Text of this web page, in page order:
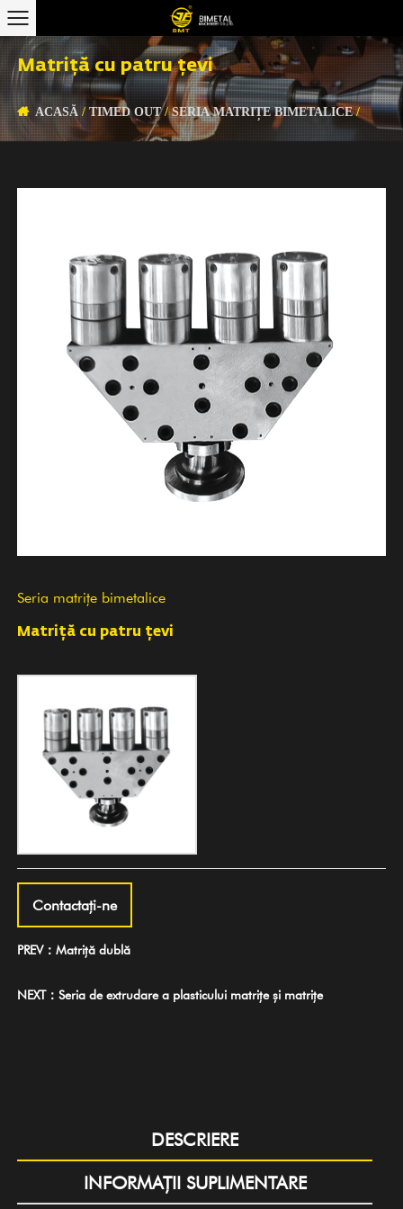
Matriță cu patru țevi
ACASĂ /TIMED OUT/SERIA MATRIȚE BIMETALICE/
Seria matrițe bimetalice
Matriță cu patru țevi
Contactaţi-ne
PREV：Matriță dublă
NEXT：Seria de extrudare a plasticului matrițe și matrițe
DESCRIERE
INFORMAȚII SUPLIMENTARE